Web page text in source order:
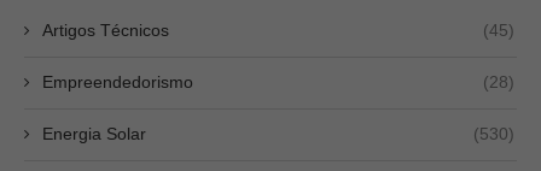
Artigos Técnicos (45)
Empreendedorismo (28)
Energia Solar (530)